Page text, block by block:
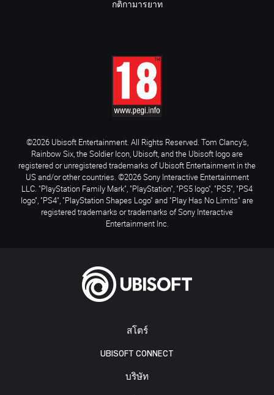
สโตร์
UBISOFT CONNECT
บริษัท
กติกามารยาท
©2026 Ubisoft Entertainment. All Rights Reserved. Tom Clancy’s,
Rainbow Six, the Soldier Icon, Ubisoft, and the Ubisoft logo are
registered or unregistered trademarks of Ubisoft Entertainment in the
US and/or other countries. ©2026 Sony Interactive Entertainment
LLC. "PlayStation Family Mark", "PlayStation", "PS5 logo", "PS5", "PS4
logo", "PS4", "PlayStation Shapes Logo" and "Play Has No Limits" are
registered trademarks or trademarks of Sony Interactive
Entertainment Inc.